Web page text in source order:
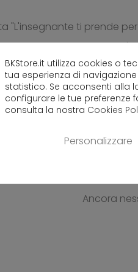
"L'insegnante ti prende
il nome della classe
il cellulare, mini tablet,
28 cm x 17 cm
Ancora
BKStore.it utilizza cookies o
tua esperienza di
statistico. Se acconsenti alla
configurare le tue preferenze
consulta la nostra Cookies
Personalizzare